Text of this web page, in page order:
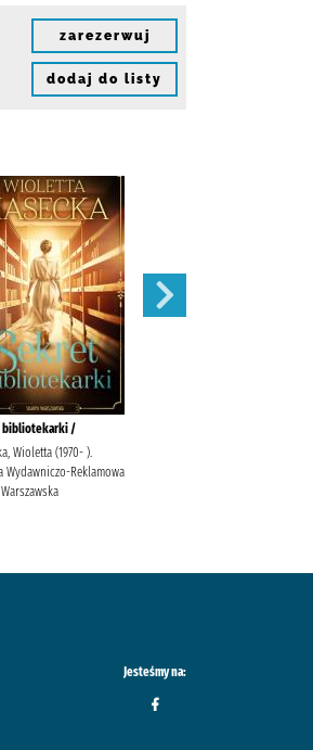
zarezerwuj
dodaj do listy
bibliotekarki /
Wioletta (1970- ).
Wydawniczo-Reklamowa
Jesteśmy na: